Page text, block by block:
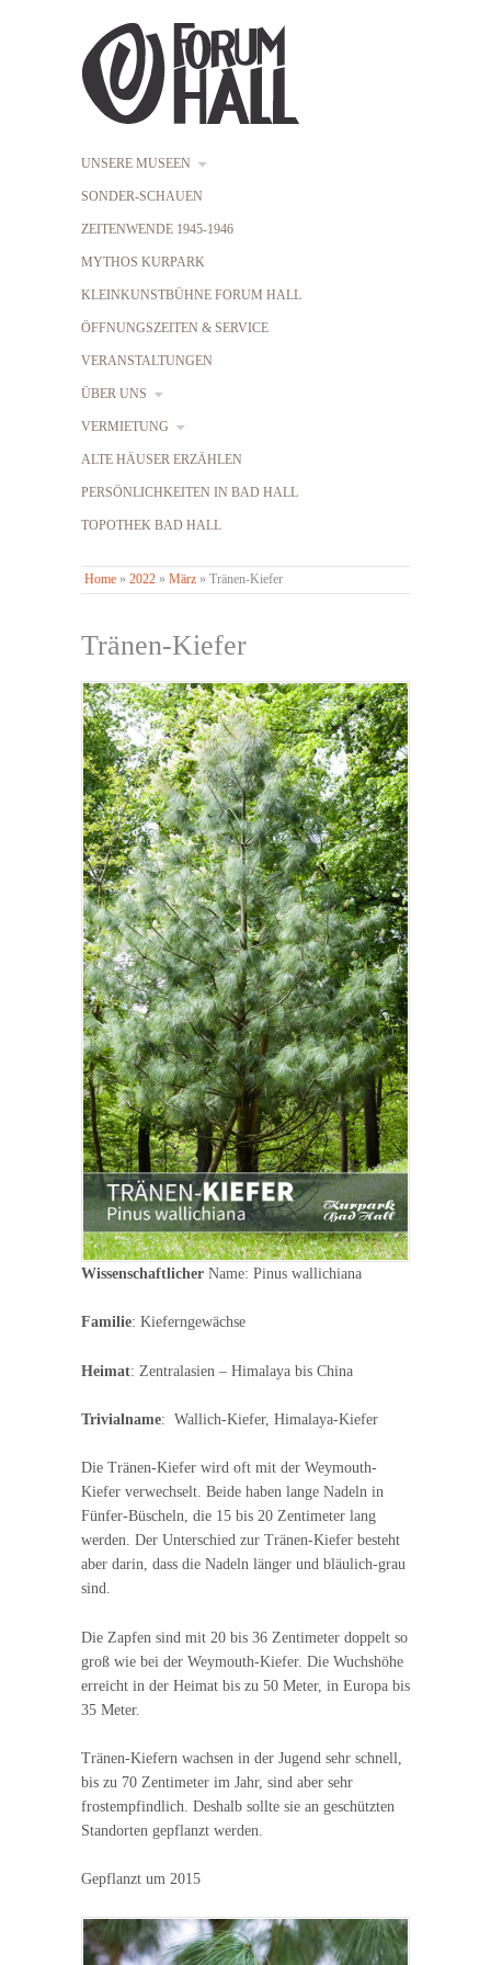
UNSERE MUSEEN
SONDER-SCHAUEN
ZEITENWENDE 1945-1946
MYTHOS KURPARK
KLEINKUNSTBÜHNE FORUM HALL
ÖFFNUNGSZEITEN & SERVICE
VERANSTALTUNGEN
ÜBER UNS
VERMIETUNG
ALTE HÄUSER ERZÄHLEN
PERSÖNLICHKEITEN IN BAD HALL
TOPOTHEK BAD HALL
Home » 2022 » März » Tränen-Kiefer
Tränen-Kiefer
Wissenschaftlicher Name: Pinus wallichiana
Familie: Kieferngewächse
Heimat: Zentralasien – Himalaya bis China
Trivialname: Wallich-Kiefer, Himalaya-Kiefer
Die Tränen-Kiefer wird oft mit der Weymouth-
Kiefer verwechselt. Beide haben lange Nadeln in
Fünfer-Büscheln, die 15 bis 20 Zentimeter lang
werden. Der Unterschied zur Tränen-Kiefer besteht
aber darin, dass die Nadeln länger und bläulich-grau
sind.
Die Zapfen sind mit 20 bis 36 Zentimeter doppelt so
groß wie bei der Weymouth-Kiefer. Die Wuchshöhe
erreicht in der Heimat bis zu 50 Meter, in Europa bis
35 Meter.
Tränen-Kiefern wachsen in der Jugend sehr schnell,
bis zu 70 Zentimeter im Jahr, sind aber sehr
frostempfindlich. Deshalb sollte sie an geschützten
Standorten gepflanzt werden.
Gepflanzt um 2015